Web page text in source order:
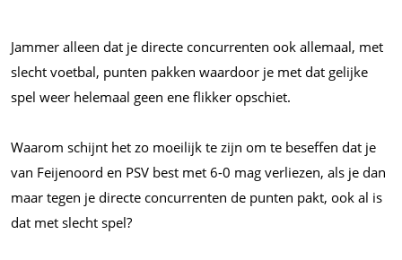
Jammer alleen dat je directe concurrenten ook allemaal, met
slecht voetbal, punten pakken waardoor je met dat gelijke
spel weer helemaal geen ene flikker opschiet.
Waarom schijnt het zo moeilijk te zijn om te beseffen dat je
van Feijenoord en PSV best met 6-0 mag verliezen, als je dan
maar tegen je directe concurrenten de punten pakt, ook al is
dat met slecht spel?